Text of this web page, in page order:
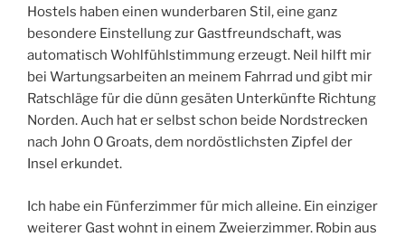
Hostels haben einen wunderbaren Stil, eine ganz
besondere Einstellung zur Gastfreundschaft, was
automatisch Wohlfühlstimmung erzeugt. Neil hilft mir
bei Wartungsarbeiten an meinem Fahrrad und gibt mir
Ratschläge für die dünn gesäten Unterkünfte Richtung
Norden. Auch hat er selbst schon beide Nordstrecken
nach John O Groats, dem nordöstlichsten Zipfel der
Insel erkundet.
Ich habe ein Fünferzimmer für mich alleine. Ein einziger
weiterer Gast wohnt in einem Zweierzimmer. Robin aus